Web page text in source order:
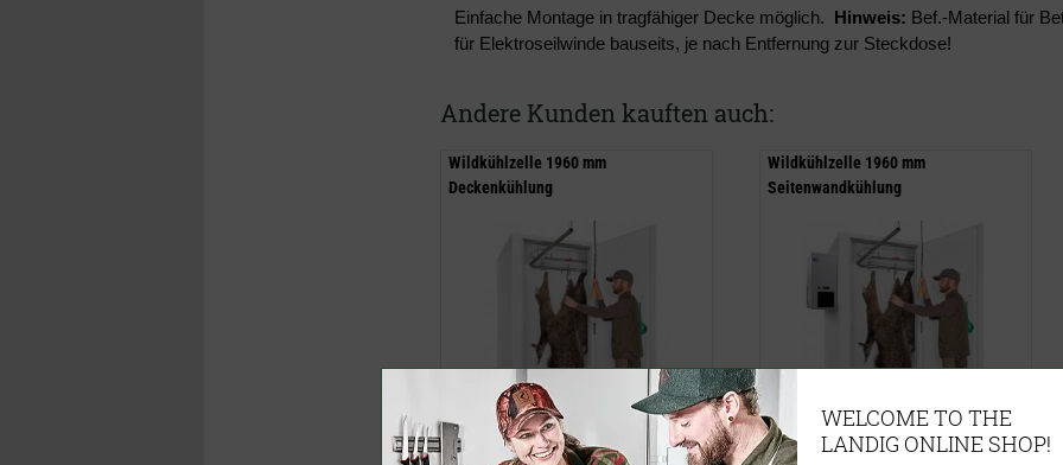
Einfache Montage in tragfähiger Decke möglich. Hinweis: Bef.-Material für
für Elektroseilwinde bauseits, je nach Entfernung zur Steckdose!
Andere Kunden kauften auch:
Wildkühlzelle 1960 mm
Deckenkühlung
Wildkühlzelle 1960 mm
Seitenwandkühlung
WELCOME TO THE
LANDIG ONLINE SHOP!